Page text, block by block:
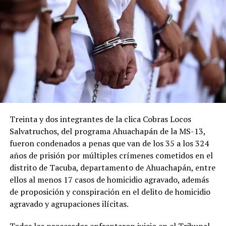
Treinta y dos integrantes de la clica Cobras Locos
Salvatruchos, del programa Ahuachapán de la MS-13,
fueron condenados a penas que van de los 35 a los 324
años de prisión por múltiples crímenes cometidos en el
distrito de Tacuba, departamento de Ahuachapán, entre
ellos al menos 17 casos de homicidio agravado, además
de proposición y conspiración en el delito de homicidio
agravado y agrupaciones ilícitas.